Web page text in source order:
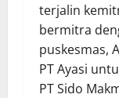
terjalin
bermitra
puskesmas,
PT Ayasi
PT Sido